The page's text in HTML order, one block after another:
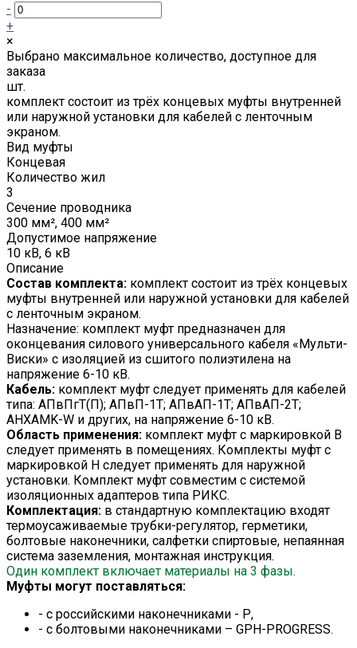
-
+
×
Выбрано максимальное количество, доступное для
заказа
шт.
комплект состоит из трёх концевых муфты внутренней
или наружной установки для кабелей с ленточным
экраном.
Вид муфты
Концевая
Количество жил
3
Сечение проводника
300 мм², 400 мм²
Допустимое напряжение
10 кВ, 6 кВ
Описание
Состав комплекта: комплект состоит из трёх концевых
муфты внутренней или наружной установки для кабелей
с ленточным экраном.
Назначение: комплект муфт предназначен для
оконцевания силового универсального кабеля «Мульти-
Виски» с изоляцией из сшитого полиэтилена на
напряжение 6-10 кВ.
Кабель: комплект муфт следует применять для кабелей
типа: АПвПгТ(П); АПвП-1Т; АПвАП-1Т; АПвАП-2Т;
AHXAMK-W и других, на напряжение 6-10 кВ.
Область применения: комплект муфт с маркировкой В
следует применять в помещениях. Комплекты муфт с
маркировкой Н следует применять для наружной
установки. Комплект муфт совместим с системой
изоляционных адаптеров типа РИКС.
Комплектация: в стандартную комплектацию входят
термоусаживаемые трубки-регулятор, герметики,
болтовые наконечники, салфетки спиртовые, непаянная
система заземления, монтажная инструкция.
Один комплект включает материалы на 3 фазы.
Муфты могут поставляться:
- с российскими наконечниками - Р,
- с болтовыми наконечниками – GPH-PROGRESS.